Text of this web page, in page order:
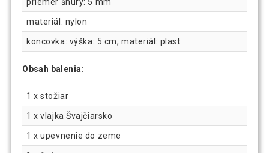
materiál: nylon
koncovka: výška: 5 cm, materiál: plast
Obsah balenia:
1 x stožiar
1 x vlajka Švajčiarsko
1 x upevnenie do zeme